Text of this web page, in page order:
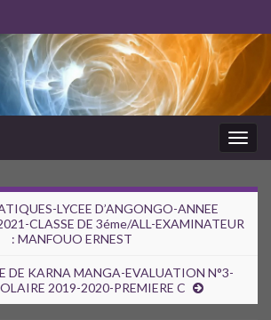
LYCEE D’ANGONGO-ANNEE
CLASSE DE 3éme/ALL-EXAMINATEUR
: MANFOUO ERNEST
DE KARNA MANGA-EVALUATION N°3-
2019-2020-PREMIERE C